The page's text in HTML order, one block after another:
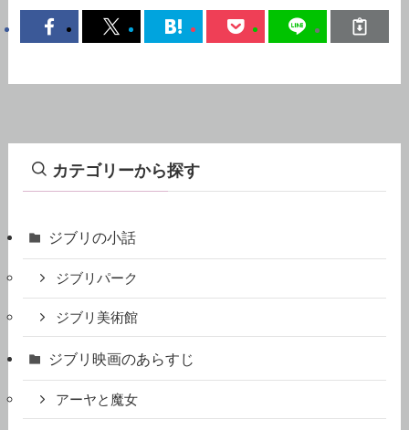
カテゴリーから探す
ジブリの小話
ジブリパーク
ジブリ美術館
ジブリ映画のあらすじ
アーヤと魔女